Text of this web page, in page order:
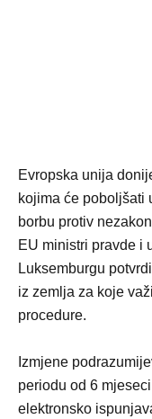
Evropska unija
kojima će poboljšati
borbu protiv
EU ministri pravde i
Luksemburgu
iz zemlja za koje
procedure.
Izmjene
periodu od 6
elektronsko